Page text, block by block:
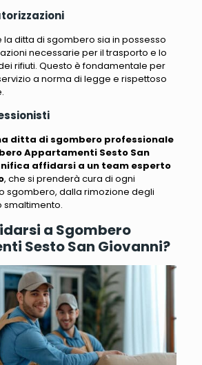
la ditta di sgombero sia in possesso
necessarie per il trasporto e lo
rifiuti. Questo è fondamentale per
a norma di legge e rispettoso
ditta di sgombero professionale
Appartamenti Sesto San
affidarsi a un team esperto
, che si prenderà cura di ogni
sgombero, dalla rimozione degli
smaltimento.
a Sgombero
Sesto San Giovanni?